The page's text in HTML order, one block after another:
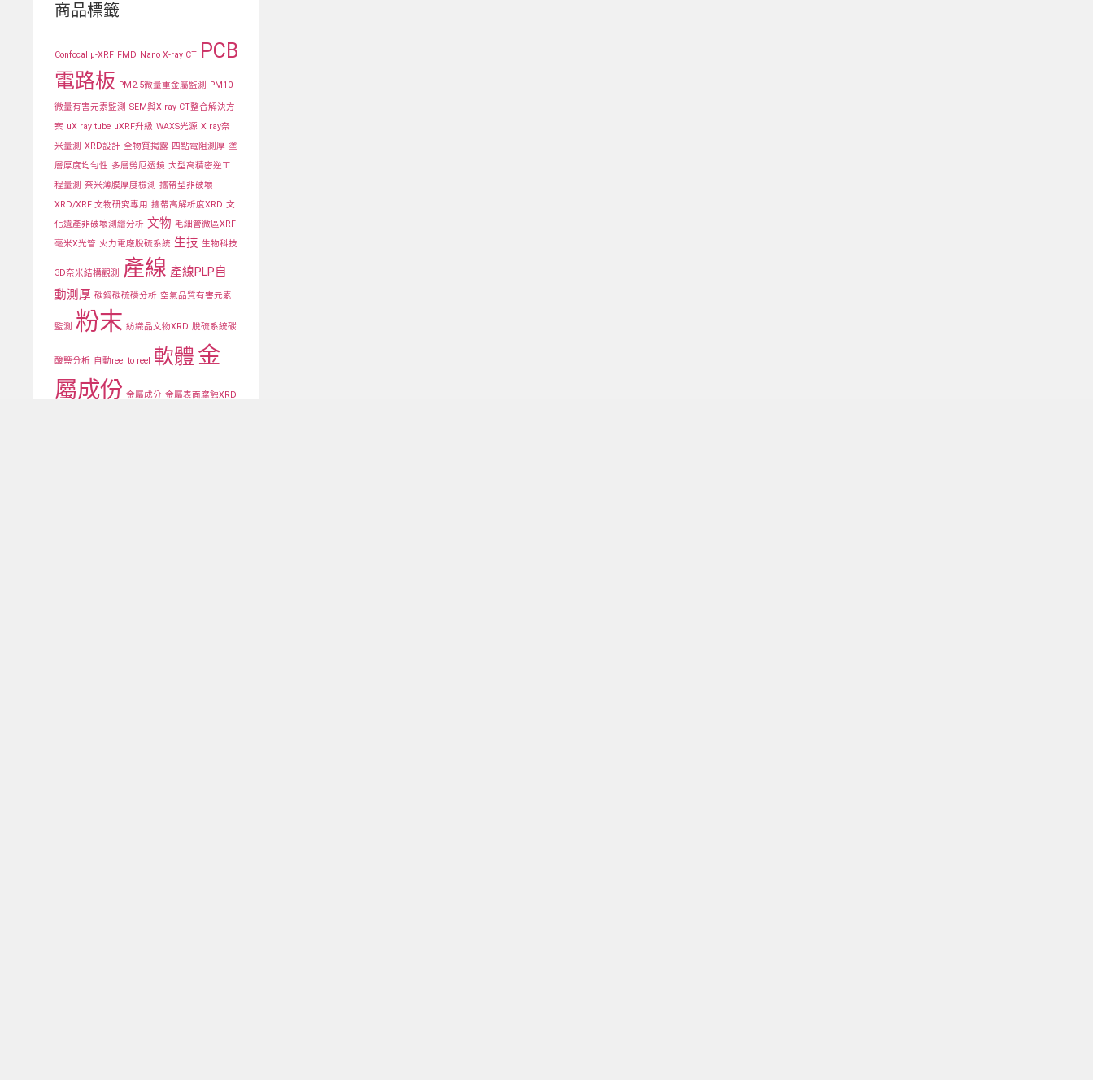
商品標籤
Confocal μ-XRF FMD Nano X-ray CT
PCB
電路板 PM2.5微量重金屬監測 PM10
微量有害元素監測 SEM與X-ray CT整合解決方
案 uX ray tube uXRF升級 WAXS光源 X ray奈
米量測 XRD設計 全物質揭露 四點電阻測厚 塗
層厚度均勻性 多層勞厄透鏡 大型高精密逆工
程量測 奈米薄膜厚度檢測 攜帶型非破壞
XRD/XRF 文物研究專用 攜帶高解析度XRD 文
化遺產非破壞測繪分析 文物 毛細管微區XRF
毫米X光管 火力電廠脫硫系統 生技 生物科技
3D奈米結構觀測 產線 產線PLP自
動測厚 碳鋼碳硫磷分析 空氣品質有害元素
監測 粉末 紡織品文物XRD 脫硫系統碳
酸鹽分析 自動reel to reel 軟體 金
屬成份 金屬成分 金屬表面腐蝕XRD